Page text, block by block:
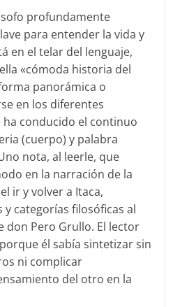
profundamente
para entender la vida y
en el telar del lenguaje,
«cómoda historia del
panorámica o
en los diferentes
ha conducido el continuo
(cuerpo) y palabra
nota, al leerle, que
en la narración de la
ir y volver a Itaca,
categorías filosóficas al
don Pero Grullo. El lector
él sabía sintetizar sin
ni complicar
del otro en la